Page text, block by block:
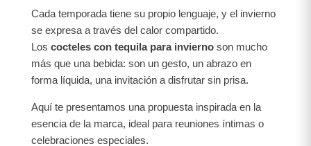
Cada temporada tiene su propio lenguaje, y el invierno
se expresa a través del calor compartido.
Los cocteles con tequila para invierno son mucho
más que una bebida: son un gesto, un abrazo en
forma líquida, una invitación a disfrutar sin prisa.
Aquí te presentamos una propuesta inspirada en la
esencia de la marca, ideal para reuniones íntimas o
celebraciones especiales.